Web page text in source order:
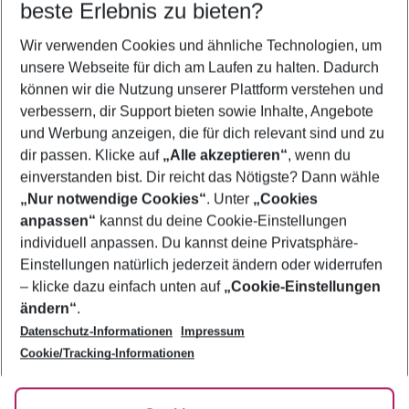
2 Erwachsene Keine Kinder
Mehr Filter anzeigen
Footer
Footer navigation
Über uns
AGB
Bestpreisgarantie
Cookie-Einstellungen ändern
Cookie-Richtlinie
Agenturbetreuung
Barrierefreies Reisen
FAQ
Folge uns
beste Erlebnis zu bieten?
Wir verwenden Cookies und ähnliche Technologien, um
unsere Webseite für dich am Laufen zu halten. Dadurch
können wir die Nutzung unserer Plattform verstehen und
verbessern, dir Support bieten sowie Inhalte, Angebote
und Werbung anzeigen, die für dich relevant sind und zu
dir passen. Klicke auf „Alle akzeptieren“, wenn du
einverstanden bist. Dir reicht das Nötigste? Dann wähle
„Nur notwendige Cookies“. Unter „Cookies
anpassen“ kannst du deine Cookie-Einstellungen
individuell anpassen. Du kannst deine Privatsphäre-
Einstellungen natürlich jederzeit ändern oder widerrufen
– klicke dazu einfach unten auf „Cookie-Einstellungen
ändern“.
Datenschutz-Informationen
Impressum
Cookie/Tracking-Informationen